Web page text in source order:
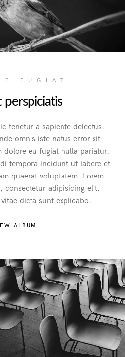
FUGIAT
perspiciatis
tenetur a sapiente delectus.
omnis iste natus error sit
dolore eu fugiat nulla pariatur.
tempora incidunt ut labore et
quaerat voluptatem. Lorem
consectetur adipisicing elit.
dicta sunt explicabo.
ALBUM